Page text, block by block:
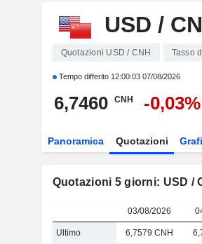
USD /
Quotazioni USD / CNH Tasso
Tempo differito 12:00:03 07/08/2026
6,7460 CNH -0,03%
Panoramica Quotazioni
Quotazioni 5 giorni: USD /
03/08/2026
Ultimo 6,7579 CNH